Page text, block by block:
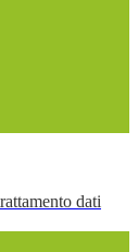
dati